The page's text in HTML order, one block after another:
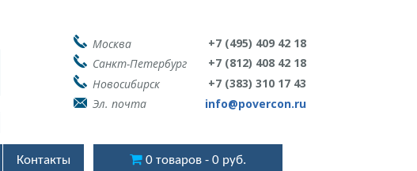
Москва
+7 (495) 409 42 18
Санкт-Петербург
+7 (812) 408 42 18
Новосибирск
+7 (383) 310 17 43
Эл. почта
info@povercon.ru
Контакты 0 товаров 0 руб.